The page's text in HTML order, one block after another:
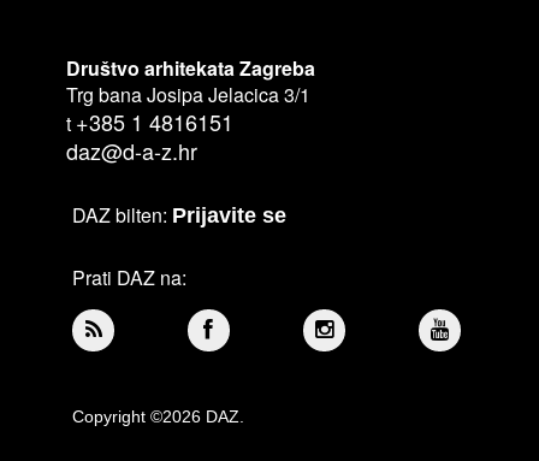
Društvo arhitekata Zagreba
Trg bana Josipa Jelacica 3/1
t +385 1 4816151
daz@d-a-z.hr
DAZ bilten: Prijavite se
Prati DAZ na:
Copyright ©2026 DAZ.